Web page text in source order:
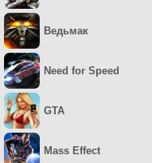
Ведьмак
Need for Speed
GTA
Mass Effect